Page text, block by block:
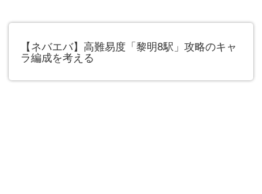
【ネバエバ】高難易度「黎明8駅」攻略のキャ
ラ編成を考える